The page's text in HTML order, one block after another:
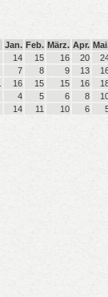
Jan. Feb. März. Apr.
14 15 16 20
7 8 9 13
16 15 15 16
4 5 6 8
14 11 10 6